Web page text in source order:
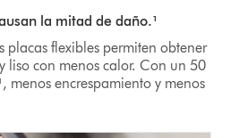
la mitad de daño.¹
placas flexibles permiten obtener
liso con menos calor. Con un 50
menos encrespamiento y menos